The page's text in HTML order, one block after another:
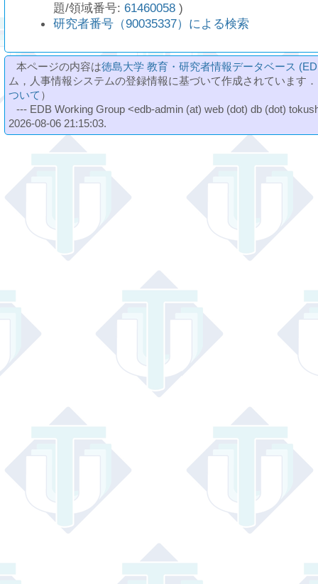
題/領域番号:61460058 )
研究者番号（90035337）による検索
本ページの内容は徳島大学 教育・研究者情報データベース
ム，人事情報システムの登録情報に基づいて作成されています
ついて ）
--- EDB Working Group <edb-admin (at) web (dot) db (dot)
2026-08-06 21:15:03.